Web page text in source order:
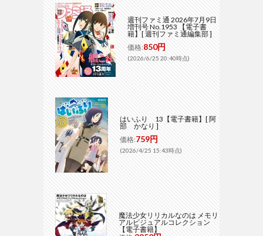
週刊ファミ通 2026年7月9日
増刊号 No.1953 【電子書
籍】[ 週刊ファミ通編集部 ]
価格:850円
(2026/6/25 20:40時点)
はいふり 13【電子書籍】[ 阿
部 かなり ]
価格:759円
(2026/4/25 15:43時点)
魔法少女リリカルなのは メモリ
アルビジュアルコレクション
【電子書籍】